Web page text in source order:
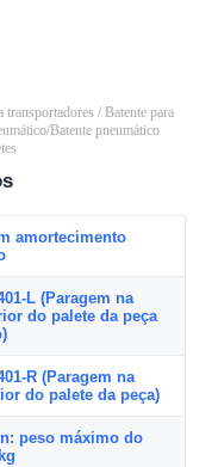
transportadores / Batente para
Batente pneumático
amortecimento
L (Paragem na
do palete da peça
R (Paragem na
do palete da peça)
peso máximo do